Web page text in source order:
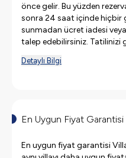
önce gelir. Bu yüzden
sonra 24 saat içinde hiçbir
sunmadan ücret iadesi
talep edebilirsiniz. Tatilinizi
Detaylı Bilgi
En Uygun Fiyat Garantisi
En uygun fiyat garantisi